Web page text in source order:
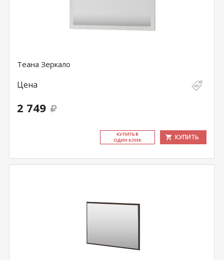
Теана Зеркало
Цена
2 749
КУ­ПИТЬ В
ОДИН КЛИК
КУПИТЬ